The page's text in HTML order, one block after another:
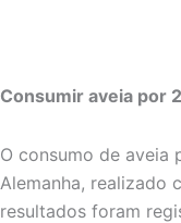
Consumir aveia por
O consumo de aveia
Alemanha, realizado
resultados foram